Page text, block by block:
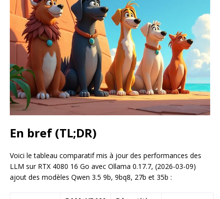
En bref (TL;DR)
Voici le tableau comparatif mis à jour des performances des
LLM sur RTX 4080 16 Go avec Ollama 0.17.7, (2026-03-09)
ajout des modèles Qwen 3.5 9b, 9bq8, 27b et 35b :